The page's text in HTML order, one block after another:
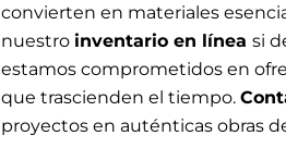
convierten en materiales
nuestro inventario en línea si
estamos comprometidos en
que trascienden el tiempo.
proyectos en auténticas obras